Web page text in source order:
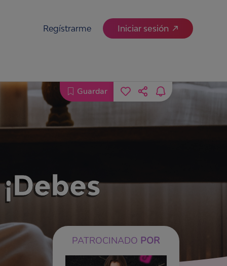
Regístrarme Iniciar sesión
PATROCINADO POR
Guardar